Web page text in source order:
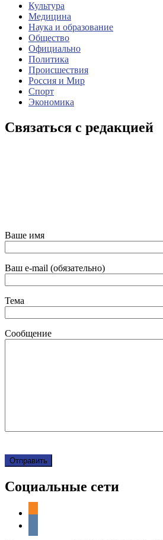
Культура
Медицина
Наука и образование
Общество
Официально
Политика
Происшествия
Россия и Мир
Спорт
Экономика
Связаться с редакцией
Ваше имя
Ваш e-mail (обязательно)
Тема
Сообщение
Социальные сети